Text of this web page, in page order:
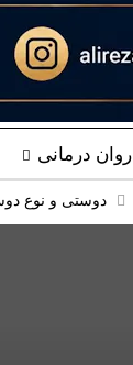
روان درمانی
دوستی و نوع